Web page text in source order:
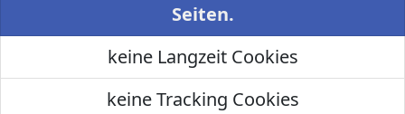
Seiten.
keine Langzeit Cookies
keine Tracking Cookies